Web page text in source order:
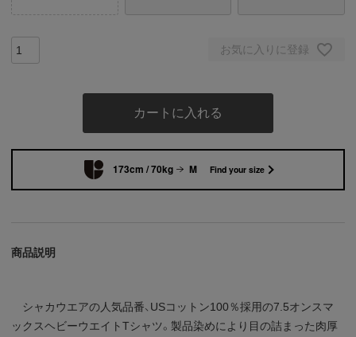
お気に入りに登録
カートに入れる
173cm / 70kg M Find your size
商品説明
シャカウエアの人気品番、USコットン100％採用の7.5オンスマ
ックスヘビーウエイトTシャツ。製品染めにより目の詰まった肉厚